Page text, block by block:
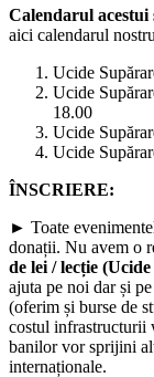
Calendarul acestui
aici calendarul
Ucide
Ucide
18.00
Ucide
Ucide
ÎNSCRIERE:
► Toate
donații. Nu avem o
de lei / lecție (Ucide
ajuta pe noi dar și
(oferim și burse de
costul infrastructurii
banilor vor sprijini
internaționale.